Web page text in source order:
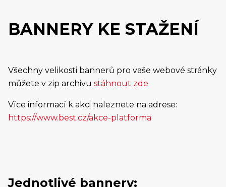
BANNERY KE STAŽENÍ
Všechny velikosti bannerů pro vaše webové stránky
můžete v zip archivu stáhnout zde
Více informací k akci naleznete na adrese:
https://www.best.cz/akce-platforma
Jednotlivé bannery: